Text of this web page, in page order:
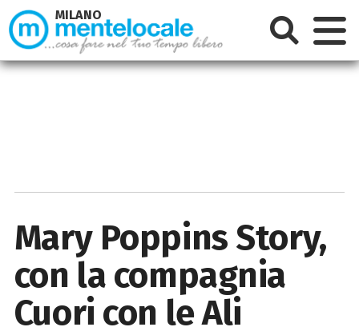
Mary Poppins Story,
con la compagnia
Cuori con le Ali
MILANO